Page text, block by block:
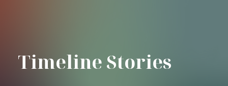
Timeline Stories